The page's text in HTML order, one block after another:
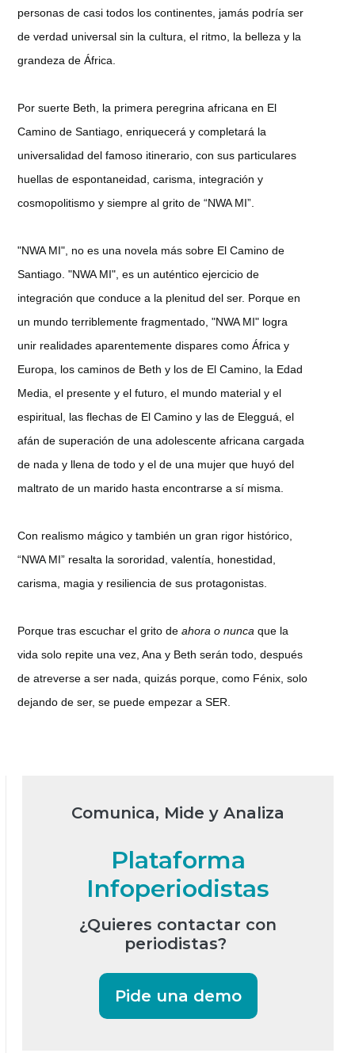
personas de casi todos los continentes, jamás podría ser
de verdad universal sin la cultura, el ritmo, la belleza y la
grandeza de África.
Por suerte Beth, la primera peregrina africana en El
Camino de Santiago, enriquecerá y completará la
universalidad del famoso itinerario, con sus particulares
huellas de espontaneidad, carisma, integración y
cosmopolitismo y siempre al grito de “NWA MI”.
"NWA MI", no es una novela más sobre El Camino de
Santiago. "NWA MI", es un auténtico ejercicio de
integración que conduce a la plenitud del ser. Porque en
un mundo terriblemente fragmentado, "NWA MI" logra
unir realidades aparentemente dispares como África y
Europa, los caminos de Beth y los de El Camino, la Edad
Media, el presente y el futuro, el mundo material y el
espiritual, las flechas de El Camino y las de Elegguá, el
afán de superación de una adolescente africana cargada
de nada y llena de todo y el de una mujer que huyó del
maltrato de un marido hasta encontrarse a sí misma.
Con realismo mágico y también un gran rigor histórico,
“NWA MI” resalta la sororidad, valentía, honestidad,
carisma, magia y resiliencia de sus protagonistas.
Porque tras escuchar el grito deahora o nunca que la
vida solo repite una vez, Ana y Beth serán todo, después
de atreverse a ser nada, quizás porque, como Fénix, solo
dejando de ser, se puede empezar a SER.
Comunica, Mide y Analiza
Plataforma
Infoperiodistas
¿Quieres contactar con
periodistas?
Pide una demo